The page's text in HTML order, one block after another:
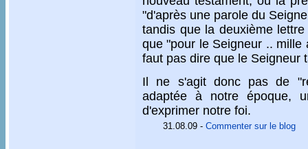
"d'après une parole du
tandis que la deuxième
que "pour le Seigneur ..
faut pas dire que le Seigneur
Il ne s'agit donc pas de
adaptée à notre époque,
d'exprimer notre foi.
31.08.09 - Commenter sur le blog